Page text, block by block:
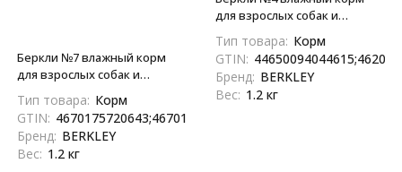
Беркли №7 влажный корм
для взрослых собак и
Тип товара: Корм
GTIN: 4670175720643;4670175720650
Бренд: BERKLEY
Вес: 1.2 кг
для взрослых собак и
курицей и овощами - 200 г x
6 шт
Тип товара: Корм
GTIN:
Бренд: BERKLEY
Вес: 1.2 кг